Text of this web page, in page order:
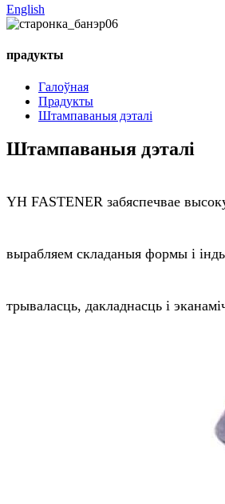
English
прадукты
Галоўная
Прадукты
Штампаваныя дэталі
Штампаваныя дэталі
YH FASTENER забяспечвае
вырабляем складаныя формы і
трываласць, дакладнасць і